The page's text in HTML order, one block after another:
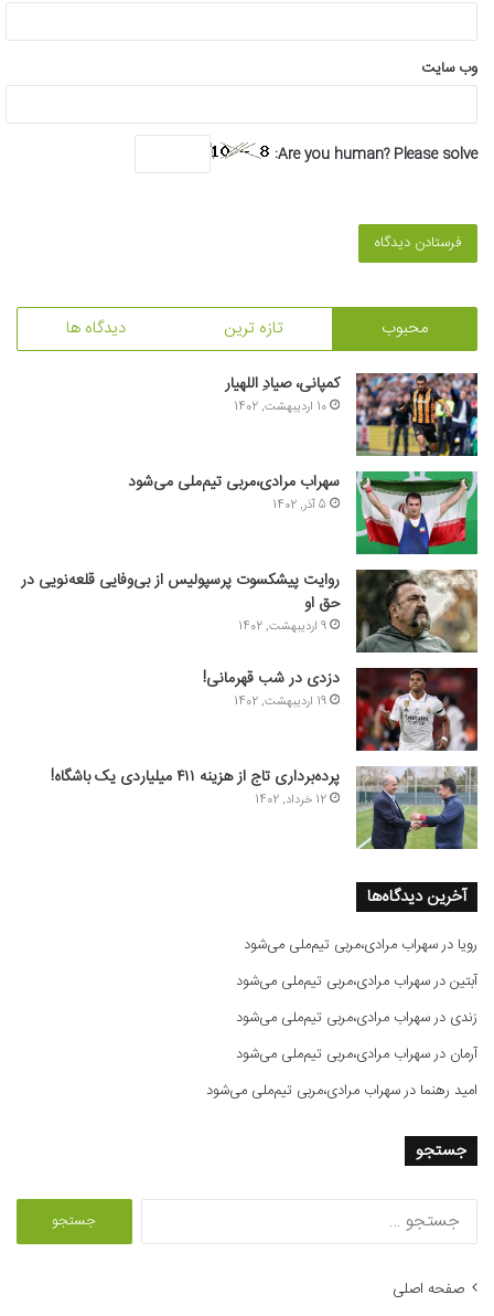
وب‌ سایت
Are you human? Please solve:
محبوب تازه ترین دیدگاه ها
کمپانی، صیادِ اللهیار
10 اردیبهشت, 1402
سهراب مرادی،مربی تیم‌ملی می‌شود
5 آذر, 1402
روایت پیشکسوت پرسپولیس از بی‌وفایی قلعه‌نویی در
حق او
9 اردیبهشت, 1402
دزدی در شب قهرمانی!
19 اردیبهشت, 1402
پرده‌برداری تاج از هزینه ۴۱۱ میلیاردی یک باشگاه!
12 خرداد, 1402
آخرین دیدگاه‌ها
رویا درسهراب مرادی،مربی تیم‌ملی می‌شود
آبتیندرسهراب مرادی،مربی تیم‌ملی می‌شود
زندی درسهراب مرادی،مربی تیم‌ملی می‌شود
آرمان درسهراب مرادی،مربی تیم‌ملی می‌شود
امید رهنما درسهراب مرادی،مربی تیم‌ملی می‌شود
جستجو
صفحه اصلی